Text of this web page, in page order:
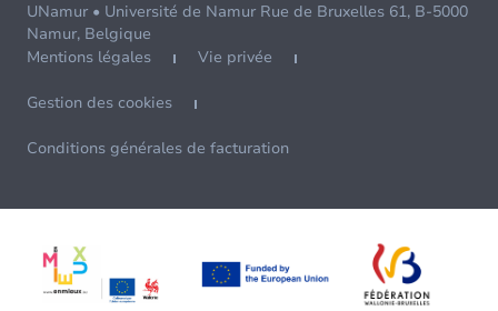
UNamur • Université de Namur Rue de Bruxelles 61, B-5000
Namur, Belgique
Mentions légales
Vie privée
Gestion des cookies
Conditions générales de facturation